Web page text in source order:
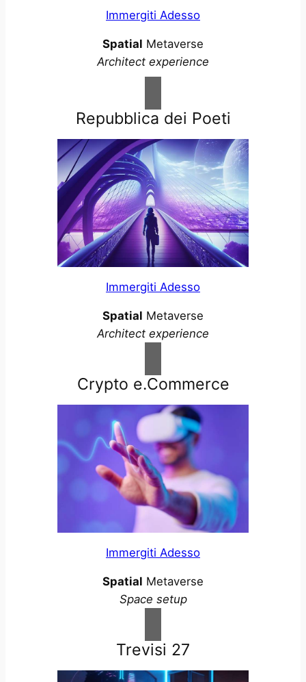
Immergiti Adesso
Spatial Metaverse
Architect experience
Repubblica dei Poeti
Immergiti Adesso
Spatial Metaverse
Architect experience
Crypto e.Commerce
Immergiti Adesso
Spatial Metaverse
Space setup
Trevisi 27